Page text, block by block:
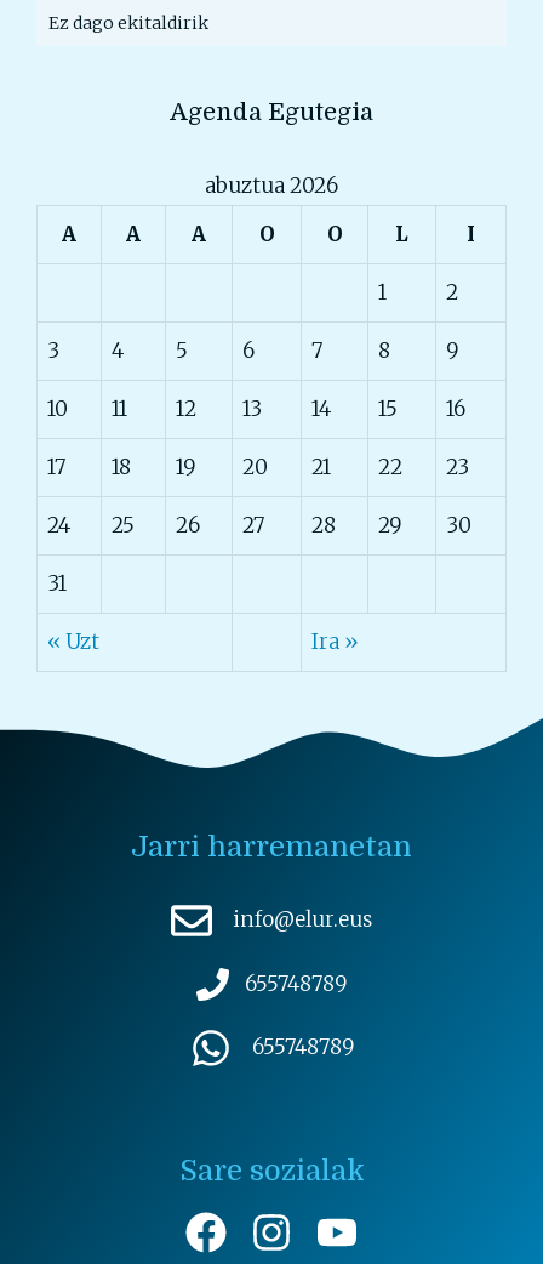
Ez dago ekitaldirik
Agenda Egutegia
abuztua 2026
A
A A O O L I
1 2
3 4 5 6 7 8 9
10 11 12 13 14 15 16
17 18 19 20 21 22 23
24 25 26 27 28 29 30
31
« Uzt Ira »
Jarri harremanetan
info@elur.eus
655748789
655748789
Sare sozialak